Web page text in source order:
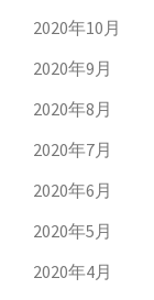
2020年10月
2020年9月
2020年8月
2020年7月
2020年6月
2020年5月
2020年4月